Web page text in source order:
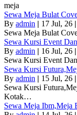
meja
Sewa Meja Bulat
By admin | 17 Jul, 26 |
Sewa Meja Bulat
Sewa Kursi Event
By admin | 16 Jul, 26 |
Sewa Kursi Event
Sewa Kursi
By admin | 15 Jul, 26 |
Sewa Kursi
Kotak…
Sewa Meja Ibm,Meja